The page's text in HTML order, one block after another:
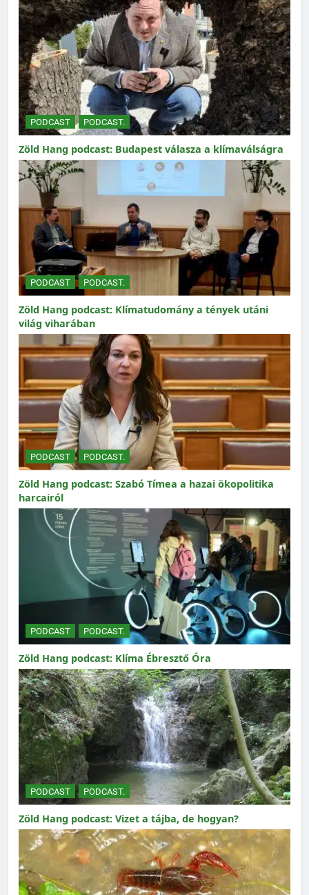
PODCAST PODCAST.
Zöld Hang podcast: Budapest válasza a klímaválságra
PODCAST PODCAST.
Zöld Hang podcast: Klímatudomány a tények utáni
világ viharában
PODCAST PODCAST.
Zöld Hang podcast: Szabó Tímea a hazai ökopolitika
harcairól
PODCAST PODCAST.
Zöld Hang podcast: Klíma Ébresztő Óra
PODCAST PODCAST.
Zöld Hang podcast: Vizet a tájba, de hogyan?